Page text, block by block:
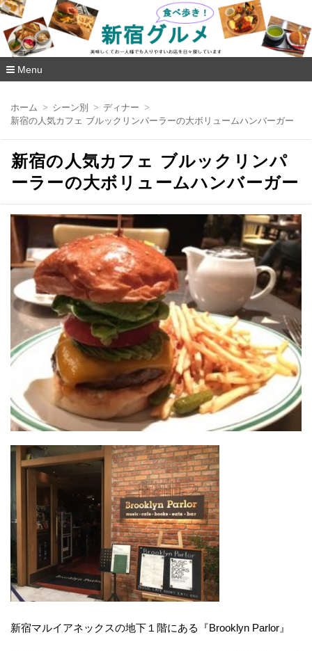
新宿グルメ食べ歩き
Menu
ホーム シーン別
ディナー
新宿の人気カフェ ブルックリンパーラーの大ボリュームハンバーガー
新宿の人気カフェ ブルックリンパ
ーラーの大ボリュームハンバーガー
新宿マルイアネックスの地下１階にある『Brooklyn Parlor』